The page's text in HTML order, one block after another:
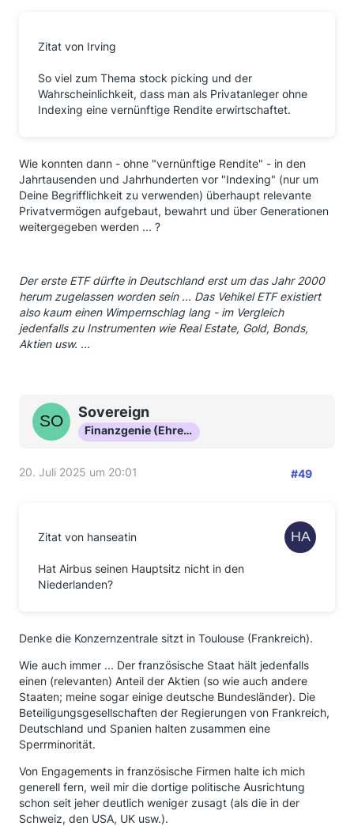
Zitat von Irving
So viel zum Thema stock picking und der
Wahrscheinlichkeit, dass man als Privatanleger ohne
Indexing eine vernünftige Rendite erwirtschaftet.
Wie konnten dann - ohne "vernünftige Rendite" - in den
Jahrtausenden und Jahrhunderten vor "Indexing" (nur um
Deine Begrifflichkeit zu verwenden) überhaupt relevante
Privatvermögen aufgebaut, bewahrt und über Generationen
weitergegeben werden ... ?
Der erste ETF dürfte in Deutschland erst um das Jahr 2000
herum zugelassen worden sein ... Das Vehikel ETF existiert
also kaum einen Wimpernschlag lang - im Vergleich
jedenfalls zu Instrumenten wie Real Estate, Gold, Bonds,
Aktien usw. ...
Sovereign
Finanzgenie (Ehrenmitglied)
20. Juli 2025 um 20:01 #49
Zitat von hanseatin
Hat Airbus seinen Hauptsitz nicht in den
Niederlanden?
Denke die Konzernzentrale sitzt in Toulouse (Frankreich).
Wie auch immer ... Der französische Staat hält jedenfalls
einen (relevanten) Anteil der Aktien (so wie auch andere
Staaten; meine sogar einige deutsche Bundesländer). Die
Beteiligungsgesellschaften der Regierungen von Frankreich,
Deutschland und Spanien halten zusammen eine
Sperrminorität.
Von Engagements in französische Firmen halte ich mich
generell fern, weil mir die dortige politische Ausrichtung
schon seit jeher deutlich weniger zusagt (als die in der
Schweiz, den USA, UK usw.).